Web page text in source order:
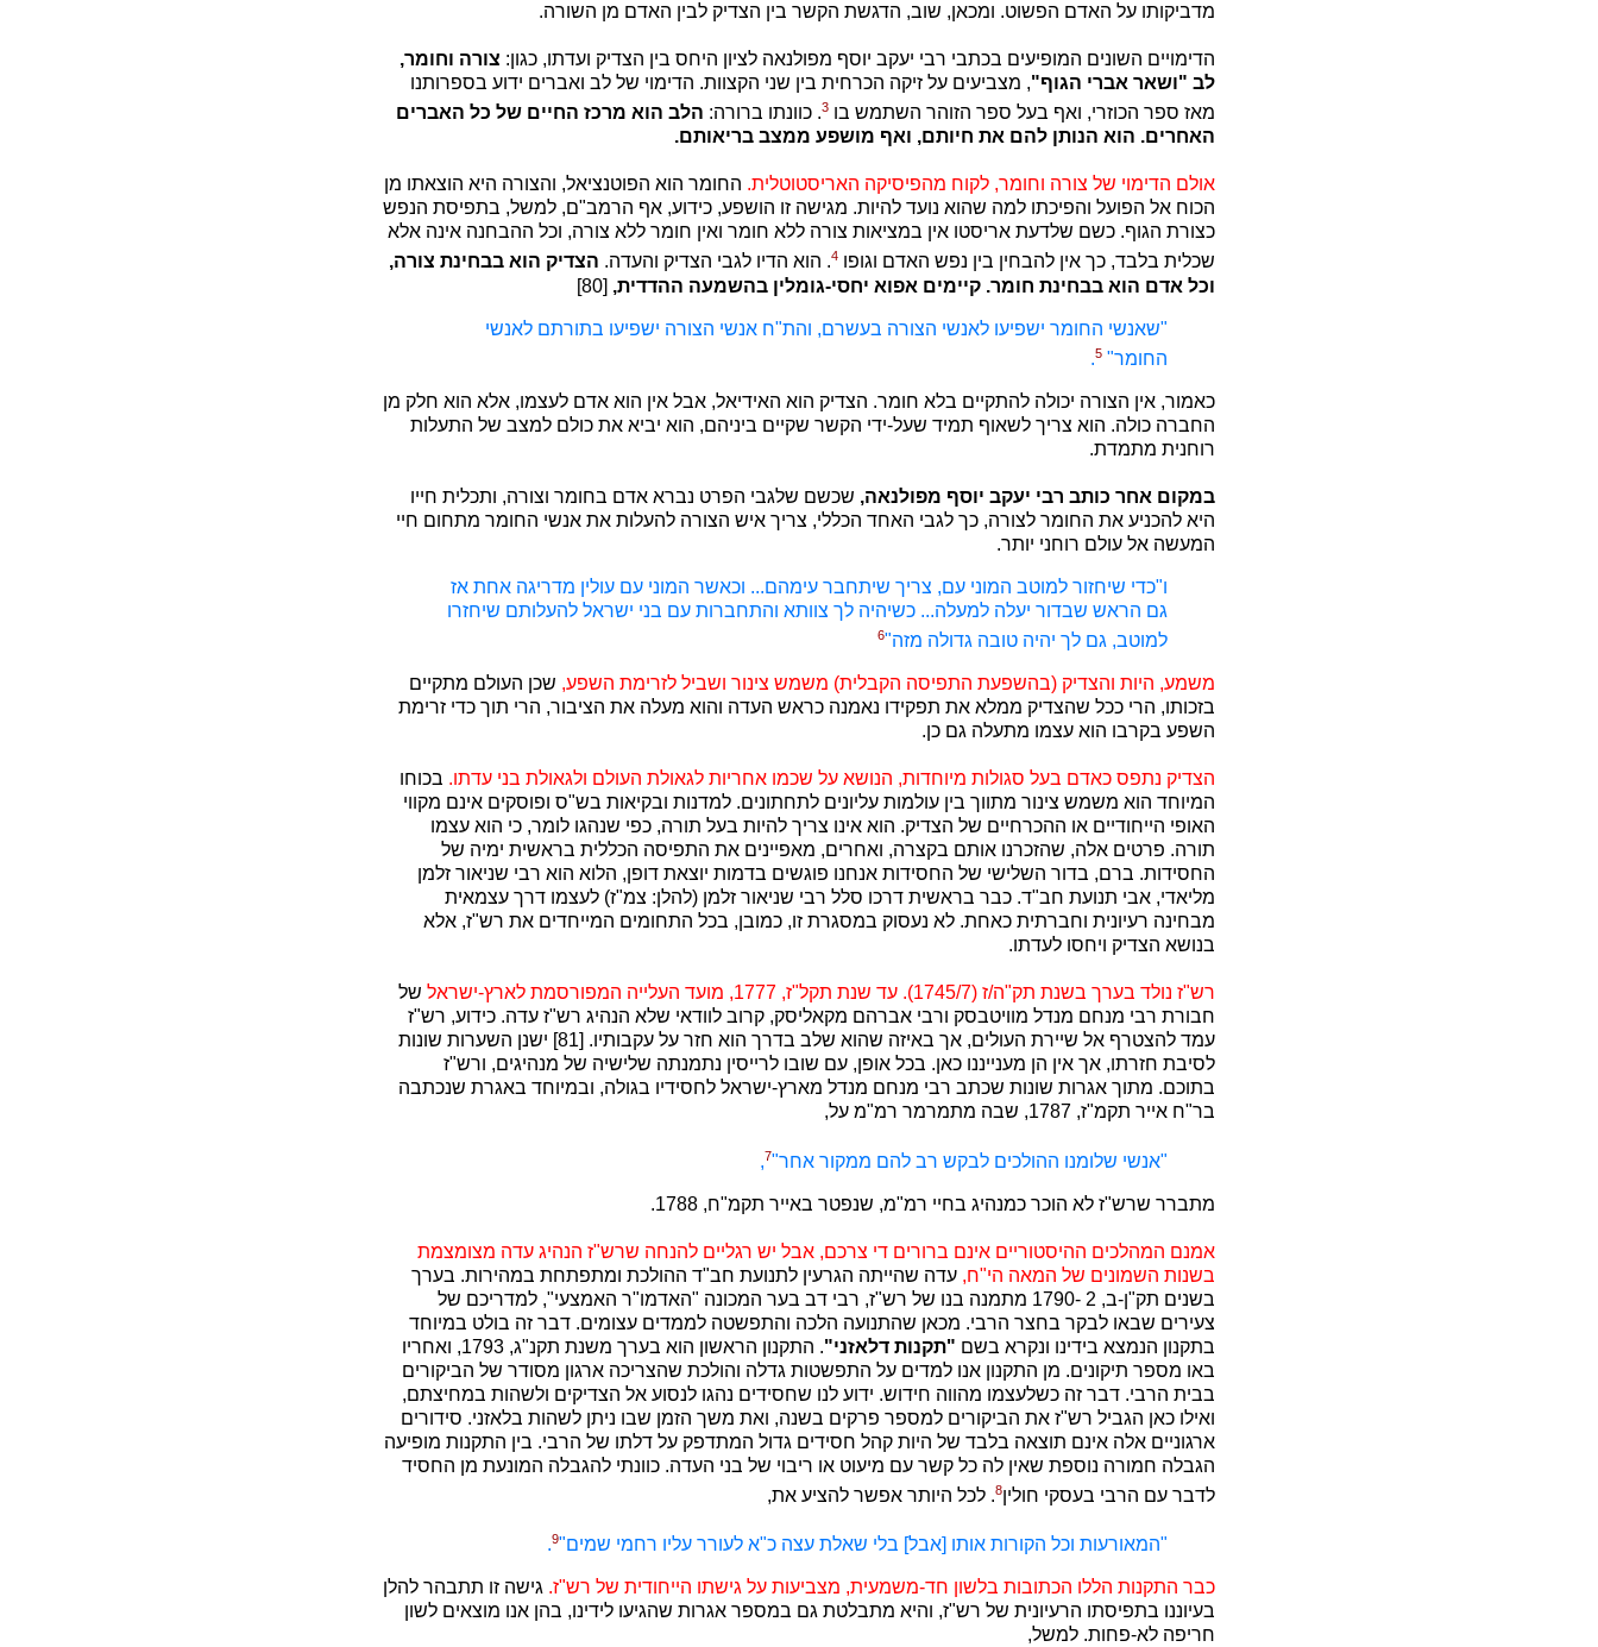
מדביקותו על האדם הפשוט. ומכאן, שוב, הדגשת הקשר בין הצדיק לבין האדם מן השורה.
הדימויים השונים המופיעים בכתבי רבי יעקב יוסף מפולנאה לציון היחס בין הצדיק ועדתו, כגון: צורה וחומר,
לב "ושאר אברי הגוף", מצביעים על זיקה הכרחית בין שני הקצוות. הדימוי של לב ואברים ידוע בספרותנו
מאז ספר הכוזרי, ואף בעל ספר הזוהר השתמש בו 3. כוונתו ברורה: הלב הוא מרכז החיים של כל האברים
האחרים. הוא הנותן להם את חיותם, ואף מושפע ממצב בריאותם.
אולם הדימוי של צורה וחומר, לקוח מהפיסיקה האריסטוטלית. החומר הוא הפוטנציאל, והצורה היא הוצאתו מן
הכוח אל הפועל והפיכתו למה שהוא נועד להיות. מגישה זו הושפע, כידוע, אף הרמב"ם, למשל, בתפיסת הנפש
כצורת הגוף. כשם שלדעת אריסטו אין במציאות צורה ללא חומר ואין חומר ללא צורה, וכל ההבחנה אינה אלא
שכלית בלבד, כך אין להבחין בין נפש האדם וגופו 4. הוא הדיו לגבי הצדיק והעדה. הצדיק הוא בבחינת צורה,
וכל אדם הוא בבחינת חומר. קיימים אפוא יחסי-גומלין בהשמעה ההדדית, [80]
"שאנשי החומר ישפיעו לאנשי הצורה בעשרם, והת"ח אנשי הצורה ישפיעו בתורתם לאנשי
החומר" 5
.
כאמור, אין הצורה יכולה להתקיים בלא חומר. הצדיק הוא האידיאל, אבל אין הוא אדם לעצמו, אלא הוא חלק מן
החברה כולה. הוא צריך לשאוף תמיד שעל-ידי הקשר שקיים ביניהם, הוא יביא את כולם למצב של התעלות
רוחנית מתמדת.
במקום אחר כותב רבי יעקב יוסף מפולנאה, שכשם שלגבי הפרט נברא אדם בחומר וצורה, ותכלית חייו
היא להכניע את החומר לצורה, כך לגבי האחד הכללי, צריך איש הצורה להעלות את אנשי החומר מתחום חיי
המעשה אל עולם רוחני יותר.
ו"כדי שיחזור למוטב המוני עם, צריך שיתחבר עימהם... וכאשר המוני עם עולין מדריגה אחת אז
גם הראש שבדור יעלה למעלה... כשיהיה לך צוותא והתחברות עם בני ישראל להעלותם שיחזרו
למוטב, גם לך יהיה טובה גדולה מזה"6
משמע, היות והצדיק (בהשפעת התפיסה הקבלית) משמש צינור ושביל לזרימת השפע, שכן העולם מתקיים
בזכותו, הרי ככל שהצדיק ממלא את תפקידו נאמנה כראש העדה והוא מעלה את הציבור, הרי תוך כדי זרימת
השפע בקרבו הוא עצמו מתעלה גם כן.
הצדיק נתפס כאדם בעל סגולות מיוחדות, הנושא על שכמו אחריות לגאולת העולם ולגאולת בני עדתו. בכוחו
המיוחד הוא משמש צינור מתווך בין עולמות עליונים לתחתונים. למדנות ובקיאות בש"ס ופוסקים אינם מקווי
האופי הייחודיים או ההכרחיים של הצדיק. הוא אינו צריך להיות בעל תורה, כפי שנהגו לומר, כי הוא עצמו
תורה. פרטים אלה, שהזכרנו אותם בקצרה, ואחרים, מאפיינים את התפיסה הכללית בראשית ימיה של
החסידות. ברם, בדור השלישי של החסידות אנחנו פוגשים בדמות יוצאת דופן, הלוא הוא רבי שניאור זלמן
מליאדי, אבי תנועת חב"ד. כבר בראשית דרכו סלל רבי שניאור זלמן (להלן: צמ"ז) לעצמו דרך עצמאית
מבחינה רעיונית וחברתית כאחת. לא נעסוק במסגרת זו, כמובן, בכל התחומים המייחדים את רש"ז, אלא
בנושא הצדיק ויחסו לעדתו.
רש"ז נולד בערך בשנת תק"ה/ז (1745/7). עד שנת תקל"ז, 1777, מועד העלייה המפורסמת לארץ-ישראל של
חבורת רבי מנחם מנדל מוויטבסק ורבי אברהם מקאליסק, קרוב לוודאי שלא הנהיג רש"ז עדה. כידוע, רש"ז
עמד להצטרף אל שיירת העולים, אך באיזה שהוא שלב בדרך הוא חזר על עקבותיו. [81] ישנן השערות שונות
לסיבת חזרתו, אך אין הן מענייננו כאן. בכל אופן, עם שובו לרייסין נתמנתה שלישיה של מנהיגים, ורש"ז
בתוכם. מתוך אגרות שונות שכתב רבי מנחם מנדל מארץ-ישראל לחסידיו בגולה, ובמיוחד באגרת שנכתבה
בר"ח אייר תקמ"ז, 1787, שבה מתמרמר רמ"מ על,
"אנשי שלומנו ההולכים לבקש רב להם ממקור אחר"7
,
מתברר שרש"ז לא הוכר כמנהיג בחיי רמ"מ, שנפטר באייר תקמ"ח, 1788.
אמנם המהלכים ההיסטוריים אינם ברורים די צרכם, אבל יש רגליים להנחה שרש"ז הנהיג עדה מצומצמת
בשנות השמונים של המאה הי"ח, עדה שהייתה הגרעין לתנועת חב"ד ההולכת ומתפתחת במהירות. בערך
בשנים תק"ן-ב, 2 -1790 מתמנה בנו של רש"ז, רבי דב בער המכונה "האדמו"ר האמצעי", למדריכם של
צעירים שבאו לבקר בחצר הרבי. מכאן שהתנועה הלכה והתפשטה לממדים עצומים. דבר זה בולט במיוחד
בתקנון הנמצא בידינו ונקרא בשם "תקנות דלאזני"
. התקנון הראשון הוא בערך משנת תקנ"ג, 1793, ואחריו
באו מספר תיקונים. מן התקנון אנו למדים על התפשטות גדלה והולכת שהצריכה ארגון מסודר של הביקורים
בבית הרבי. דבר זה כשלעצמו מהווה חידוש. ידוע לנו שחסידים נהגו לנסוע אל הצדיקים ולשהות במחיצתם,
ואילו כאן הגביל רש"ז את הביקורים למספר פרקים בשנה, ואת משך הזמן שבו ניתן לשהות בלאזני. סידורים
ארגוניים אלה אינם תוצאה בלבד של היות קהל חסידים גדול המתדפק על דלתו של הרבי. בין התקנות מופיעה
הגבלה חמורה נוספת שאין לה כל קשר עם מיעוט או ריבוי של בני העדה. כוונתי להגבלה המונעת מן החסיד
לדבר עם הרבי בעסקי חולין8. לכל היותר אפשר להציע את,
"המאורעות וכל הקורות אותו [אבל] בלי שאלת עצה כ"א לעורר עליו רחמי שמים"9
.
כבר התקנות הללו הכתובות בלשון חד-משמעית, מצביעות על גישתו הייחודית של רש"ז. גישה זו תתבהר להלן
בעיוננו בתפיסתו הרעיונית של רש"ז, והיא מתבלטת גם במספר אגרות שהגיעו לידינו, בהן אנו מוצאים לשון
חריפה לא-פחות. למשל,